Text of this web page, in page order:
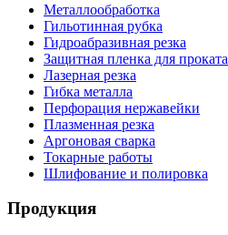
Металлообработка
Гильотинная рубка
Гидроабразивная резка
Защитная пленка для проката
Лазерная резка
Гибка металла
Перфорация нержавейки
Плазменная резка
Аргоновая сварка
Токарные работы
Шлифование и полировка
Продукция